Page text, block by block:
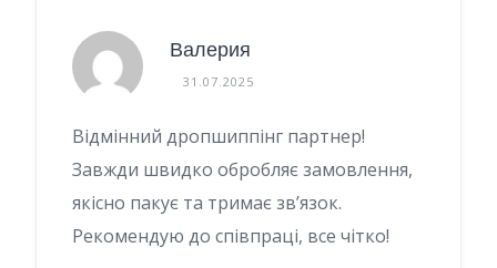
Валерия
31.07.2025
Відмінний дропшиппінг партнер!
Завжди швидко обробляє замовлення,
якісно пакує та тримає зв’язок.
Рекомендую до співпраці, все чітко!